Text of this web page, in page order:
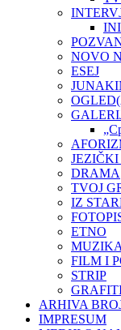
NOVO
ESEJ
DRAMA
TVOJ
IZ
ETNO
MUZIKA
FILM I
STRIP
ARHIVA
IMPRESUM